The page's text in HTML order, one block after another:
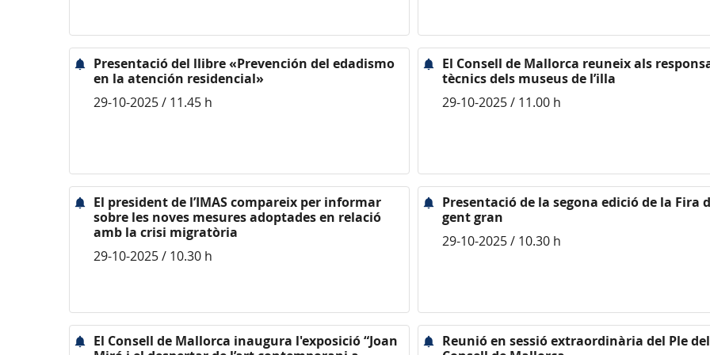
Presentació del llibre «Prevención del edadismo
en la atención residencial»
29-10-2025 / 11.45 h
El Consell de Mallorca reuneix als
tècnics dels museus de l’illa
29-10-2025 / 11.00 h
El president de l’IMAS compareix per informar
sobre les noves mesures adoptades en relació
amb la crisi migratòria
29-10-2025 / 10.30 h
Presentació de la segona edició de la Fira
gent gran
29-10-2025 / 10.30 h
El Consell de Mallorca inaugura l'exposició “Joan
Reunió en sessió extraordinària del Ple del